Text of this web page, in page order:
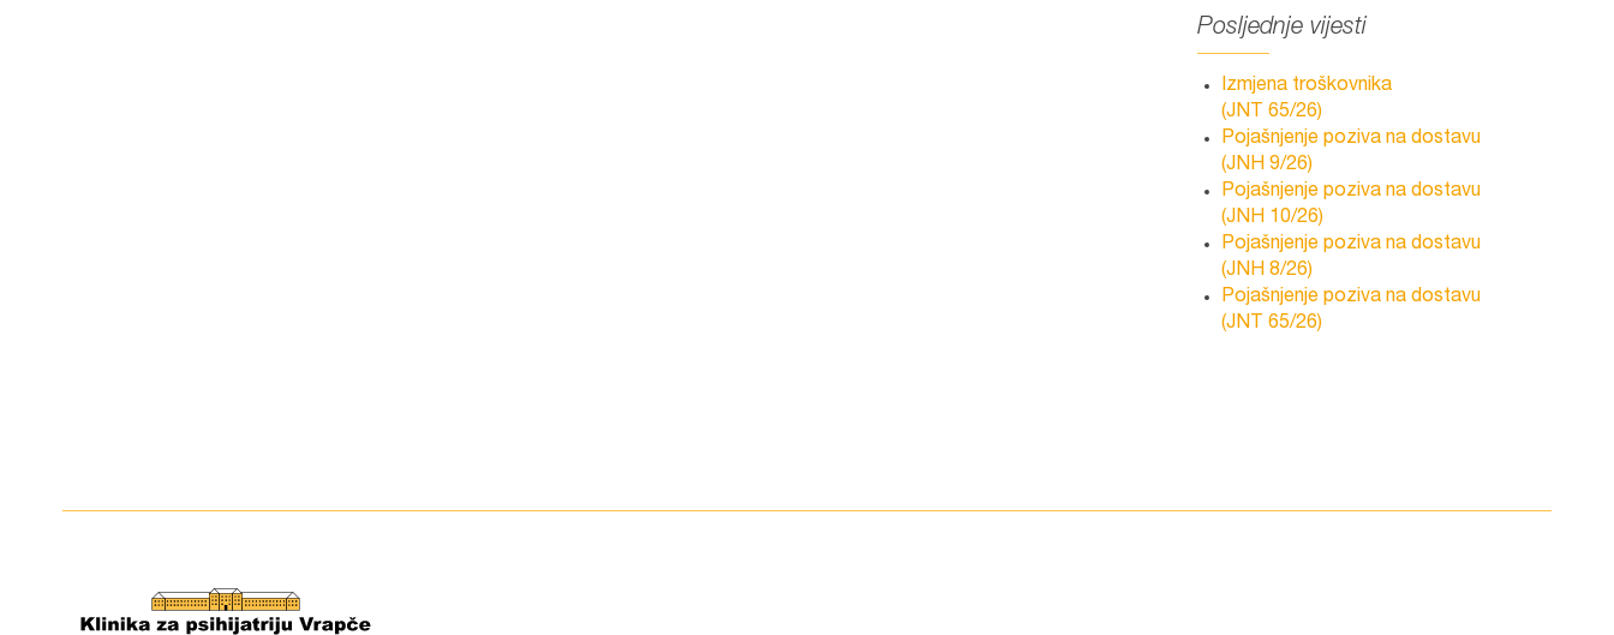
Posljednje vijesti
Izmjena troškovnika
(JNT 65/26)
Pojašnjenje poziva na dostavu
(JNH 9/26)
Pojašnjenje poziva na dostavu
(JNH 10/26)
Pojašnjenje poziva na dostavu
(JNH 8/26)
Pojašnjenje poziva na dostavu
(JNT 65/26)